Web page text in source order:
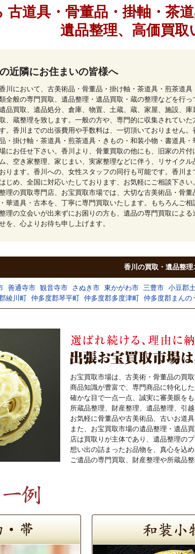
古道具・骨董品・掛軸・茶
遺品整理、高価買取
近隣にお住まいの皆様へ
川において、古美術品・骨董品・掛け軸・茶道具・煎茶道
全般の専門買取、遺品整理・遺品買取・蔵の整理などを行
品買取、遺品処分、倉庫、物置、土蔵、蔵、家屋、施設、
、蔵整理を致します。一般の方や、専門的に収集されてい
。香川までの出張費用や手数料は、一切頂いておりません
・掛け軸・茶道具・煎茶道具・きもの・和装小物・書道具
にお任せ下さい。香川より、骨董買取の他にも、旧家の片
、空き家整理、家じまい、実家整理などに伴う、リサイク
ります。香川への、女性スタッフの同行も可能です。香川
じめ、全国に対応いたしております、お気軽にご相談下さ
理の買取専門店、お宝買取市場では、大切な古美術品・骨
華道具・古本を、丁寧に専門買取いたします。もちろんご
理の立会いが出来ずにお困りの方も、遺品の専門買取によ
を、心よりお待ち申し上げます。
香川の買取・遺品整理
善通寺市 観音寺市 さぬき市 東かがわ市 三豊市 小豆郡
綾川町 仲多度郡琴平町 仲多度郡多度津町 仲多度郡まんの
お宝買取市場は、古美術・骨董品の買
商品知識が豊富で、専門商品に特化し
確かな目で一点一点、誠実に審美眼を
所蔵品整理、財産整理、遺品整理、引
お気軽に骨董品や古美術品、古いお道
また、お宝買取市場の遺品整理・遺品
店は買取りが主体であり、遺品整理の
想い出の詰まったお品物を、真心を込
ご遺品の専門買取、財産整理や所蔵品